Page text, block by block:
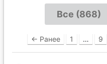
Все (868)
← Ранее 1 … 9